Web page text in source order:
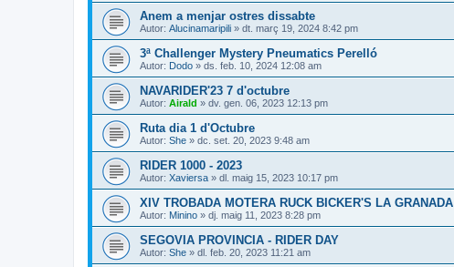
Anem a menjar ostres dissabte
Autor: Alucinamaripili » dt. març 19, 2024 8:42 pm
3ª Challenger Mystery Pneumatics Perelló
Autor: Dodo » ds. feb. 10, 2024 12:08 am
NAVARIDER'23 7 d'octubre
Autor: Airald » dv. gen. 06, 2023 12:13 pm
Ruta dia 1 d'Octubre
Autor: She » dc. set. 20, 2023 9:48 am
RIDER 1000 - 2023
Autor: Xaviersa » dl. maig 15, 2023 10:17 pm
XIV TROBADA MOTERA RUCK BICKER'S LA GRANADA
Autor: Minino » dj. maig 11, 2023 8:28 pm
SEGOVIA PROVINCIA - RIDER DAY
Autor: She » dl. feb. 20, 2023 11:21 am